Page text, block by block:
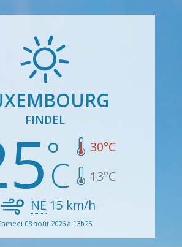
FINDEL
30°C
13°C
NE 15 km/h
08 août 2026 à 13h25